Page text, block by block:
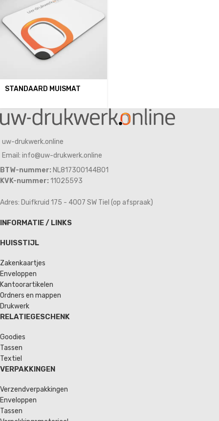
STANDAARD MUISMAT
uw-drukwerk.online
Email: info@uw-drukwerk.online
BTW-nummer: NL817300144B01
KVK-nummer: 11025593
Adres: Duifkruid 175 - 4007 SW Tiel (op afspraak)
INFORMATIE / LINKS
HUISSTIJL
Zakenkaartjes
Enveloppen
Kantoorartikelen
Ordners en mappen
Drukwerk
RELATIEGESCHENK
Goodies
Tassen
Textiel
VERPAKKINGEN
Verzendverpakkingen
Enveloppen
Tassen